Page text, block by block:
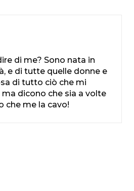
di me? Sono nata in
e di tutte quelle donne e
di tutto ciò che mi
dicono che sia a volte
che me la cavo!